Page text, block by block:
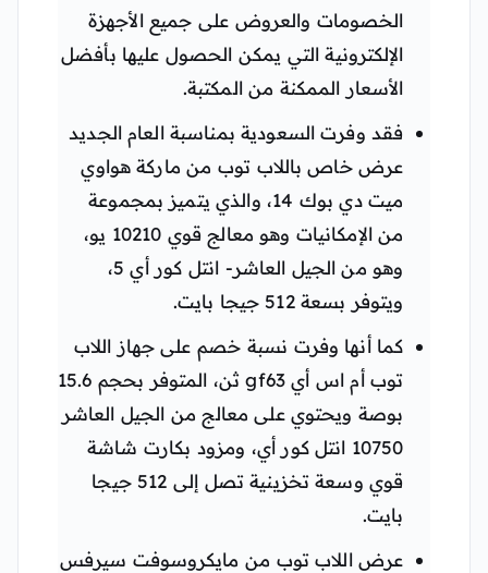
الخصومات والعروض على جميع الأجهزة
الإلكترونية التي يمكن الحصول عليها بأفضل
الأسعار الممكنة من المكتبة.
فقد وفرت السعودية بمناسبة العام الجديد
عرض خاص باللاب توب من ماركة هواوي
ميت دي بوك 14، والذي يتميز بمجموعة
من الإمكانيات وهو معالج قوي 10210 يو،
وهو من الجيل العاشر- انتل كور أي 5،
ويتوفر بسعة 512 جيجا بايت.
كما أنها وفرت نسبة خصم على جهاز اللاب
توب أم اس أي gf63 ثن، المتوفر بحجم 15.6
بوصة ويحتوي على معالج من الجيل العاشر
10750 انتل كور أي، ومزود بكارت شاشة
قوي وسعة تخزينية تصل إلى 512 جيجا
بايت.
عرض اللاب توب من مايكروسوفت سيرفس